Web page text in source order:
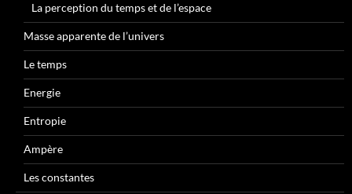
La perception du temps et de l’espace
Masse apparente de l’univers
Le temps
Energie
Entropie
Ampère
Les constantes